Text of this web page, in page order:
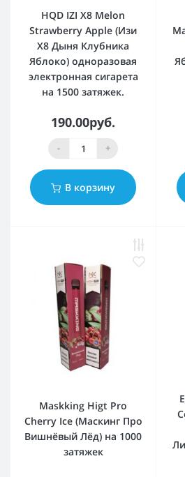
HQD IZI X8 Melon
Strawberry Apple (Изи
Х8 Дыня Клубника
Яблоко) одноразовая
электронная сигарета
на 1500 затяжек.
190.00руб.
- +
В корзину
Maskking Higt Pro
Cherry Ice (Маскинг Про
Вишнёвый Лёд) на 1000
затяжек